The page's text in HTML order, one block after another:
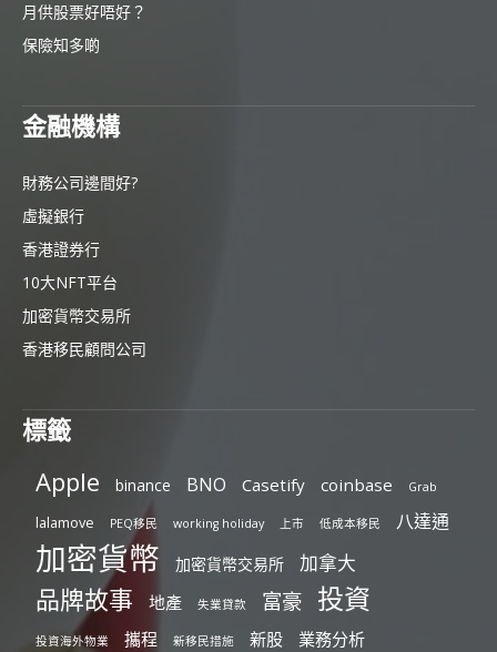
月供股票好唔好？
保險知多啲
金融機構
財務公司邊間好?
虛擬銀行
香港證券行
10大NFT平台
加密貨幣交易所
香港移民顧問公司
標籤
Apple binance BNO Casetify coinbase Grab
lalamove PEQ移民 working holiday 上市 低成本移民 八達通
加密貨幣 加密貨幣交易所 加拿大
品牌故事 地產 失業貸款 富豪 投資
投資海外物業 攜程 新移民措施 新股 業務分析